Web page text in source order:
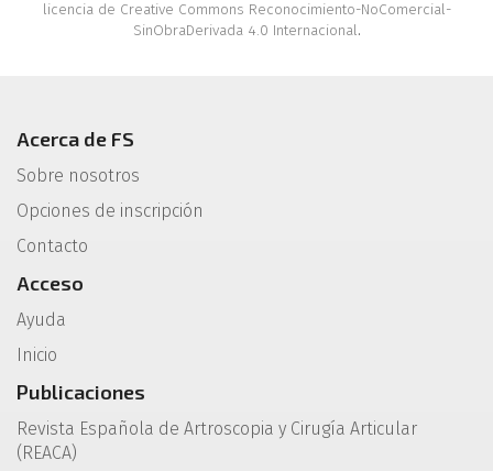
licencia de Creative Commons Reconocimiento-NoComercial-
SinObraDerivada 4.0 Internacional.
Acerca de FS
Sobre nosotros
Opciones de inscripción
Contacto
Acceso
Ayuda
Inicio
Publicaciones
Revista Española de Artroscopia y Cirugía Articular
(REACA)